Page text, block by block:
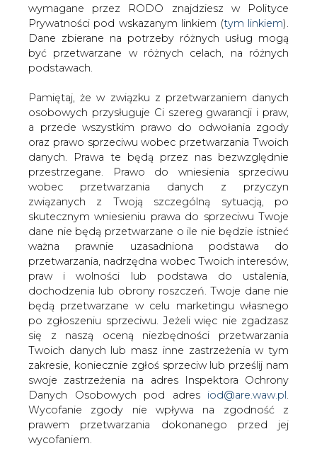
wymagane przez RODO znajdziesz w Polityce
Prywatności pod wskazanym linkiem (tym linkiem).
Dane zbierane na potrzeby różnych usług mogą
być przetwarzane w różnych celach, na różnych
podstawach.
Pamiętaj, że w związku z przetwarzaniem danych
osobowych przysługuje Ci szereg gwarancji i praw,
a przede wszystkim prawo do odwołania zgody
oraz prawo sprzeciwu wobec przetwarzania Twoich
danych. Prawa te będą przez nas bezwzględnie
przestrzegane. Prawo do wniesienia sprzeciwu
wobec przetwarzania danych z przyczyn
związanych z Twoją szczególną sytuacją, po
skutecznym wniesieniu prawa do sprzeciwu Twoje
dane nie będą przetwarzane o ile nie będzie istnieć
ważna prawnie uzasadniona podstawa do
przetwarzania, nadrzędna wobec Twoich interesów,
praw i wolności lub podstawa do ustalenia,
dochodzenia lub obrony roszczeń. Twoje dane nie
będą przetwarzane w celu marketingu własnego
po zgłoszeniu sprzeciwu. Jeżeli więc nie zgadzasz
się z naszą oceną niezbędności przetwarzania
Twoich danych lub masz inne zastrzeżenia w tym
zakresie, koniecznie zgłoś sprzeciw lub prześlij nam
swoje zastrzeżenia na adres Inspektora Ochrony
Danych Osobowych pod adres iod@are.waw.pl
Wycofanie zgody nie wpływa na zgodność z
prawem przetwarzania dokonanego przed jej
wycofaniem.
Marek Zerka - wspomnienie
W dniu 24 kwietnia 2005 r., po długiej
walce z chorobą, odszedł od nas Marek
Zerka. Marek Zerka, urodzony 16 maja
1953 roku w Stargardzie Szczecińskim.
Absolwent wydziału elektrycznego
Politechniki Warszawskiej, magister
inżynier specjalności elektroenergetyka.
<br />
W dniu 24 kwietnia 2005r., po długiej walce z chorobą,
odszedł od nas Marek Zerka.